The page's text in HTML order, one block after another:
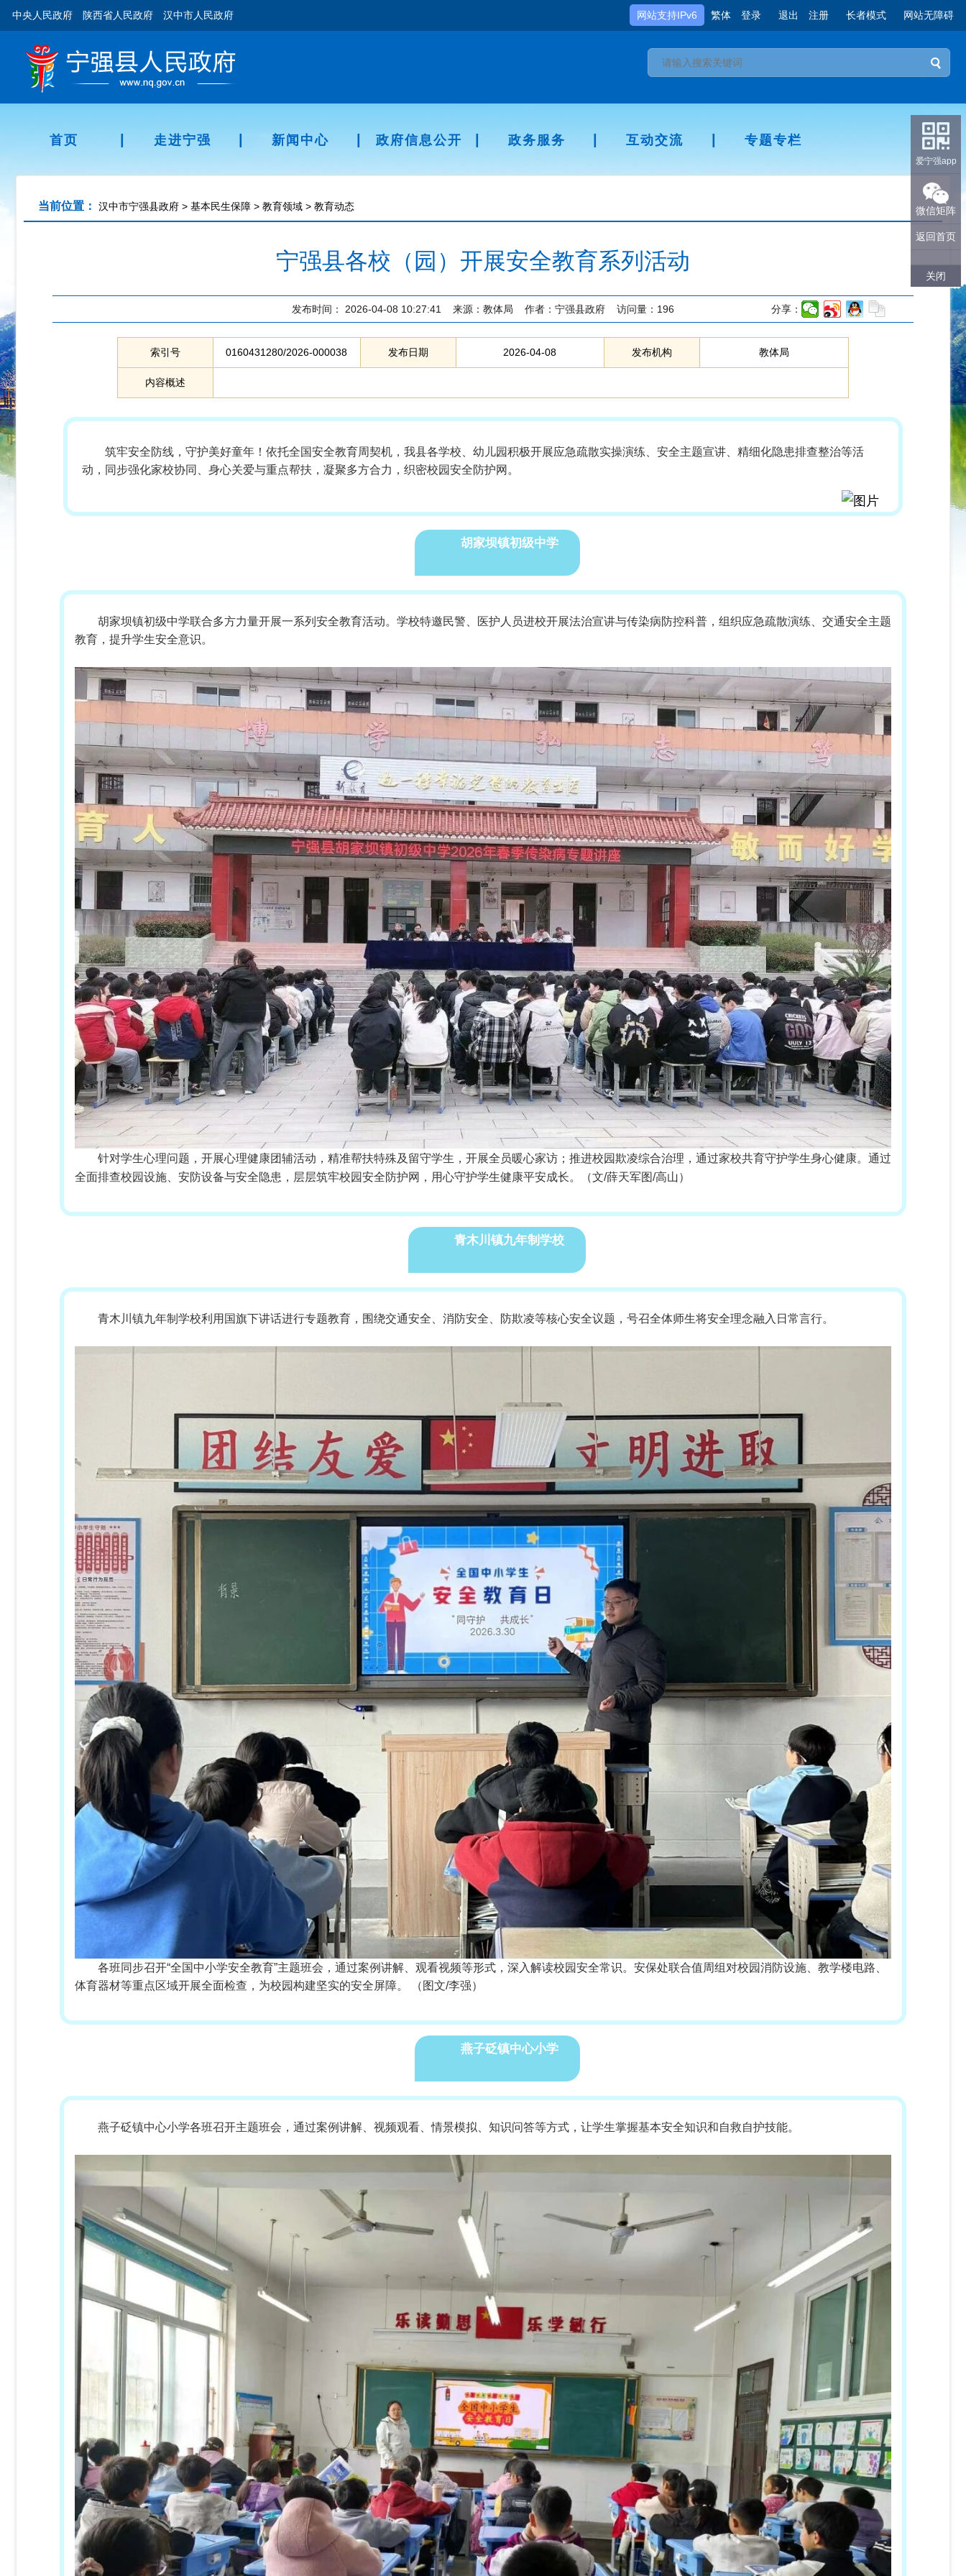
中央人民政府 陕西省人民政府 汉中市人民政府 网站支持IPv6 繁体 登录 退出 注册 长者模式 网站无障碍
首页 走进宁强 新闻中心 政府信息公开 政务服务 互动交流 专题专栏
当前位置： 汉中市宁强县政府 > 基本民生保障 > 教育领域 > 教育动态
宁强县各校（园）开展安全教育系列活动
发布时间： 2026-04-08 10:27:41 来源： 教体局 作者： 宁强县政府 访问量： 196 分享：
索引号 0160431280/2026-000038 发布日期 2026-04-08 发布机构 教体局
内容概述
筑牢安全防线，守护美好童年！ 依托全国安全教育周契机，我县各学校、幼儿园积极开展应急疏散实操演练、安全主题宣讲、精细化隐患排查整治等活
动，同步强化家校协同、身心关爱与重点帮扶，凝聚多方合力，织密校园安全防护网。
胡家坝镇初级中学
胡家坝镇初级中学联合多方力量开展一系列安全教育活动。学校特邀民警、医护人员进校开展法治宣讲与传染病防控科普，组织应急疏散演练、交通安全主题
教育，提升学生安全意识。
针对学生心理问题，开展心理健康团辅活动，精准帮扶特殊及留守学生，开展全员暖心家访；推进校园欺凌综合治理，通过家校共育守护学生身心健康。 通过
全面排查校园设施、安防设备与安全隐患，层层筑牢校园安全防护网，用心守护学生健康平安成长。（文/薛天军图/高山）
青木川镇九年制学校
青木川镇九年制学校利用国旗下讲话进行专题教育，围绕交通安全、消防安全、防欺凌等核心安全议题，号召全体师生将安全理念融入日常言行。
各班同步召开“全国中小学安全教育”主题班会，通过案例讲解、观看视频等形式，深入解读校园安全常识。 安保处联合值周组对校园消防设施、教学楼电路、
体育器材等重点区域开展全面检查，为校园构建坚实的安全屏障。 （图文/李强）
燕子砭镇中心小学
燕子砭镇中心小学各班召开主题班会，通过案例讲解、视频观看、情景模拟、知识问答等方式，让学生掌握基本安全知识和自救自护技能。
爱宁强app
微信矩阵
返回首页
关闭